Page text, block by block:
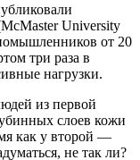
University
от 20
три раза в
нагрузки.
из первой
слоев кожи
как у второй —
не так ли?